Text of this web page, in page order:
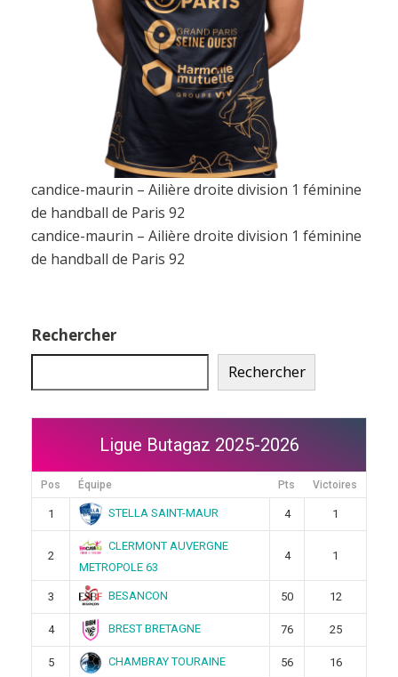
candice-maurin – Ailière droite division 1 féminine
de handball de Paris 92
candice-maurin – Ailière droite division 1 féminine
de handball de Paris 92
Rechercher
Rechercher
Ligue Butagaz 2025-2026
Pos Équipe Pts Victoires
1 STELLA SAINT-MAUR 4 1
2
CLERMONT AUVERGNE
METROPOLE 63
4 1
3 BESANCON 50 12
4 BREST BRETAGNE 76 25
5 CHAMBRAY TOURAINE 56 16